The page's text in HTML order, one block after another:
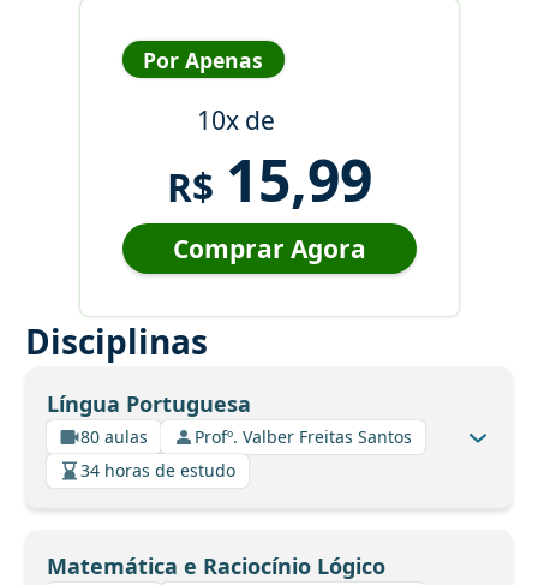
Por Apenas
10x de
R$ 15,99
Comprar Agora
Disciplinas
Língua Portuguesa
80 aulas
Profº. Valber Freitas Santos
34 horas de estudo
Matemática e Raciocínio Lógico